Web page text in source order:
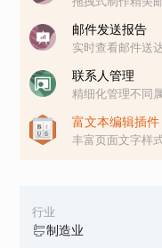
行业
制造业
邮件发送报告
实时查看邮件送
联系人管理
精细化管理不同
富文本编辑插件
丰富页面文字样